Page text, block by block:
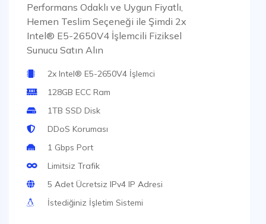
Performans Odaklı ve Uygun Fiyatlı,
Hemen Teslim Seçeneği ile Şimdi 2x
Intel® E5-2650V4 İşlemcili Fiziksel
Sunucu Satın Alın
2x Intel® E5-2650V4 İşlemci
128GB ECC Ram
1TB SSD Disk
DDoS Koruması
1 Gbps Port
Limitsiz Trafik
5 Adet Ücretsiz IPv4 IP Adresi
İstediğiniz İşletim Sistemi